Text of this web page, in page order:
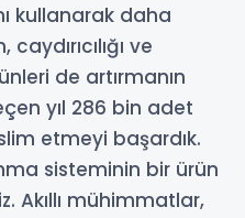
kullanarak daha
ve
de artırmanın
yıl 286 bin adet
etmeyi başardık.
sisteminin bir ürün
Akıllı mühimmatlar,